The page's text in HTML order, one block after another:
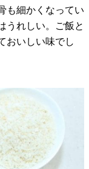
も細かくなってい
うれしい。ご飯と
おいしい味でし